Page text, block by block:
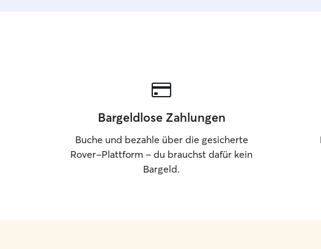
Bargeldlose Zahlungen
Buche und bezahle über die gesicherte
Rover-Plattform – du brauchst dafür kein
Bargeld.